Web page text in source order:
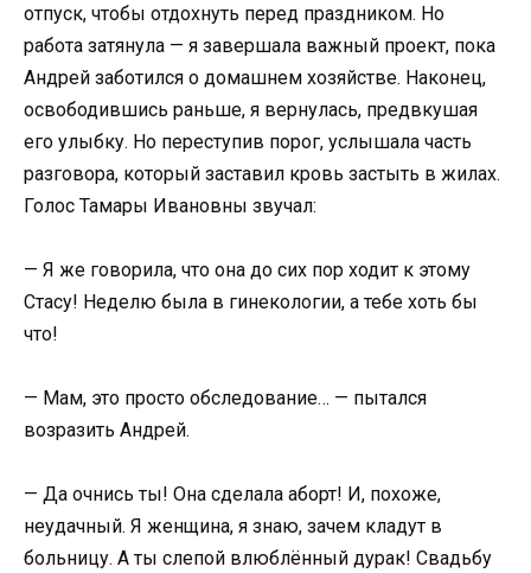
отпуск, чтобы отдохнуть перед праздником. Но
работа затянула — я завершала важный проект, пока
Андрей заботился о домашнем хозяйстве. Наконец,
освободившись раньше, я вернулась, предвкушая
его улыбку. Но переступив порог, услышала часть
разговора, который заставил кровь застыть в жилах.
Голос Тамары Ивановны звучал:
— Я же говорила, что она до сих пор ходит к этому
Стасу! Неделю была в гинекологии, а тебе хоть бы
что!
— Мам, это просто обследование… — пытался
возразить Андрей.
— Да очнись ты! Она сделала аборт! И, похоже,
неудачный. Я женщина, я знаю, зачем кладут в
больницу. А ты слепой влюблённый дурак! Свадьбу